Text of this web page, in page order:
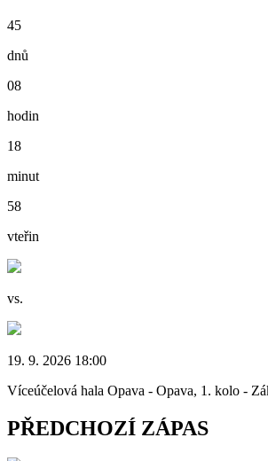
45
dnů
08
hodin
18
minut
58
vteřin
vs.
19. 9. 2026 18:00
Víceúčelová hala Opava - Opava, 1. kolo -
PŘEDCHOZÍ ZÁPAS